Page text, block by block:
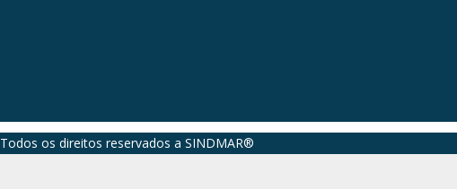
Todos os direitos reservados a SINDMAR®️